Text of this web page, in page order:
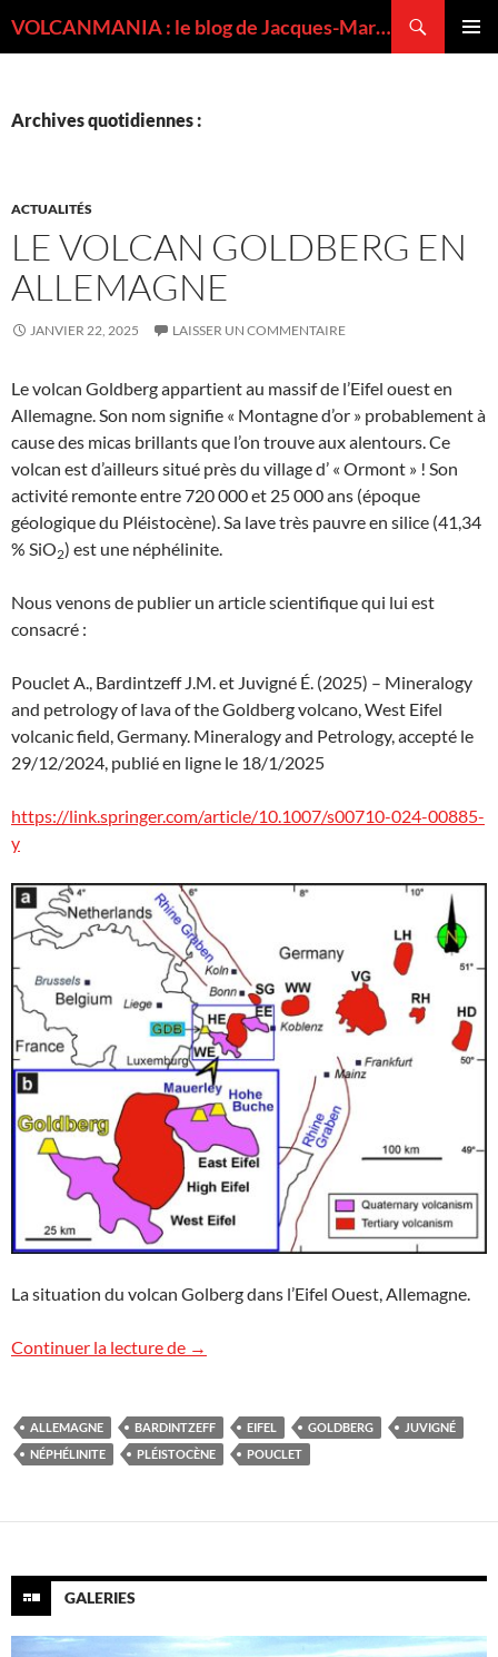
VOLCANMANIA : le blog de Jacques-Marie BARDINTZEFF, volcanologue
Archives quotidiennes :
ACTUALITÉS
LE VOLCAN GOLDBERG EN
ALLEMAGNE
JANVIER 22, 2025 LAISSER UN COMMENTAIRE
Le volcan Goldberg appartient au massif de l’Eifel ouest en
Allemagne. Son nom signifie « Montagne d’or » probablement à
cause des micas brillants que l’on trouve aux alentours. Ce
volcan est d’ailleurs situé près du village d’ « Ormont » ! Son
activité remonte entre 720 000 et 25 000 ans (époque
géologique du Pléistocène). Sa lave très pauvre en silice (41,34
% SiO2) est une néphélinite.
Nous venons de publier un article scientifique qui lui est
consacré :
Pouclet A., Bardintzeff J.M. et Juvigné É. (2025) – Mineralogy
and petrology of lava of the Goldberg volcano, West Eifel
volcanic field, Germany. Mineralogy and Petrology, accepté le
29/12/2024, publié en ligne le 18/1/2025
https://link.springer.com/article/10.1007/s00710-024-00885-
y
La situation du volcan Golberg dans l’Eifel Ouest, Allemagne.
Continuer la lecture de Le volcan Goldberg en Allemagne
→
ALLEMAGNE BARDINTZEFF EIFEL GOLDBERG
JUVIGNÉ
NÉPHÉLINITE
PLÉISTOCÈNE POUCLET
GALERIES